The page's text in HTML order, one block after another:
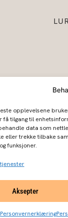
opplevelsene
få tilgang til
data som
eller trekke tilbake
funksjoner.
Aksepter
Personvernerklæring